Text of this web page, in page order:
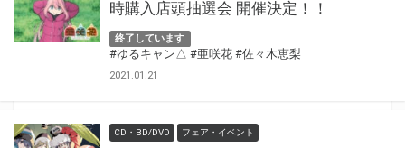
時購入店頭抽選会 開催決定！！
終了しています
#ゆるキャン△ #亜咲花 #佐々木恵梨
2021.01.21
CD・BD/DVD フェア・イベント